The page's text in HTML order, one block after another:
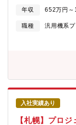
ションです。・ベン
く、事業会社の内部
担当するか】・
AWS、Azureなどの
務 など【プロジェ
ます。(1) WEBシス
10名 工程:要件定
OS:Windows,Mac
ーション開発・サー
内容：テレマティク
験がある方はより活
年収 652万円～
職種
汎用機系
入社実績あり
【札幌】プロ